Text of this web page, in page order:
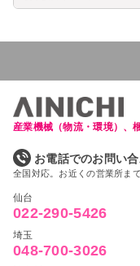
産業機械（物流・環境）、
お電話でのお問い
全国対応。お近くの営業所ま
仙台
022-290-5426
埼玉
048-700-3026